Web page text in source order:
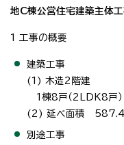
地C棟公営住宅建築主体工
1 工事の概要
建築工事
(1) 木造2階建
1棟8戸（2LDK8戸）
(2) 延べ面積
別途工事